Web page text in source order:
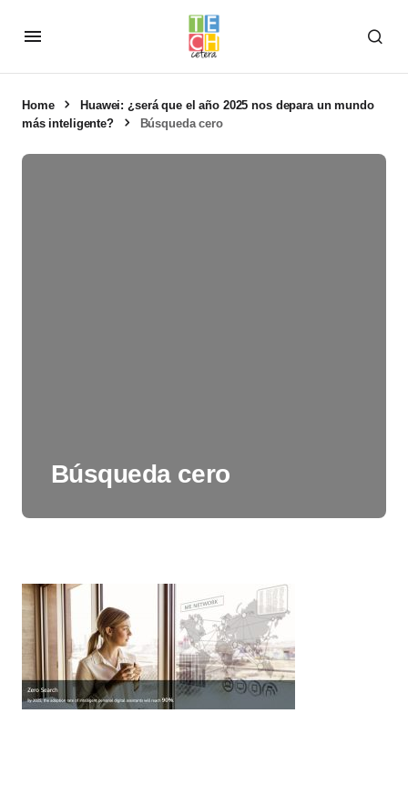
Home
Huawei: ¿será que el año 2025 nos depara un mundo
más inteligente?
Búsqueda cero
Búsqueda cero